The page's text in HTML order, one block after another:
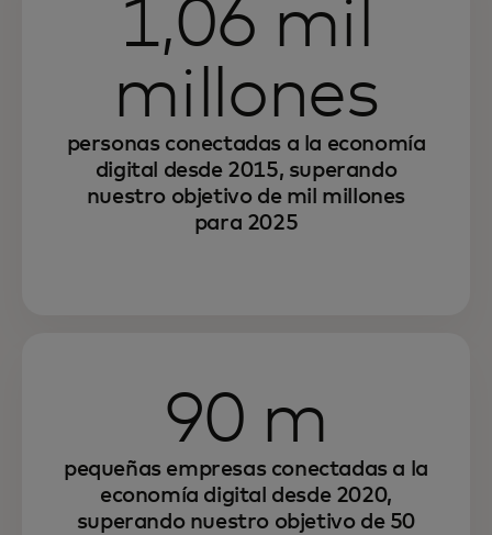
1,06 mil
millones
personas conectadas a la economía
digital desde 2015, superando
nuestro objetivo de mil millones
para 2025
90 m
pequeñas empresas conectadas a la
economía digital desde 2020,
superando nuestro objetivo de 50